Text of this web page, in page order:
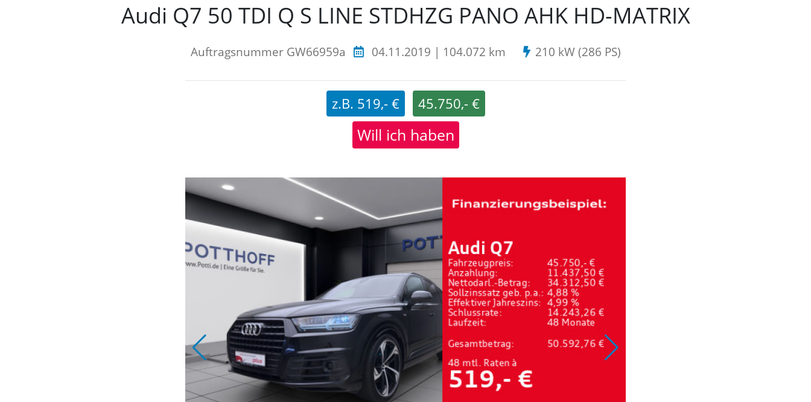
Audi Q7 50 TDI Q S LINE STDHZG PANO AHK HD-MATRIX
Auftragsnummer GW66959a 04.11.2019 | 104.072 km 210 kW (286 PS)
z.B. 519,- € 45.750,- €
Will ich haben